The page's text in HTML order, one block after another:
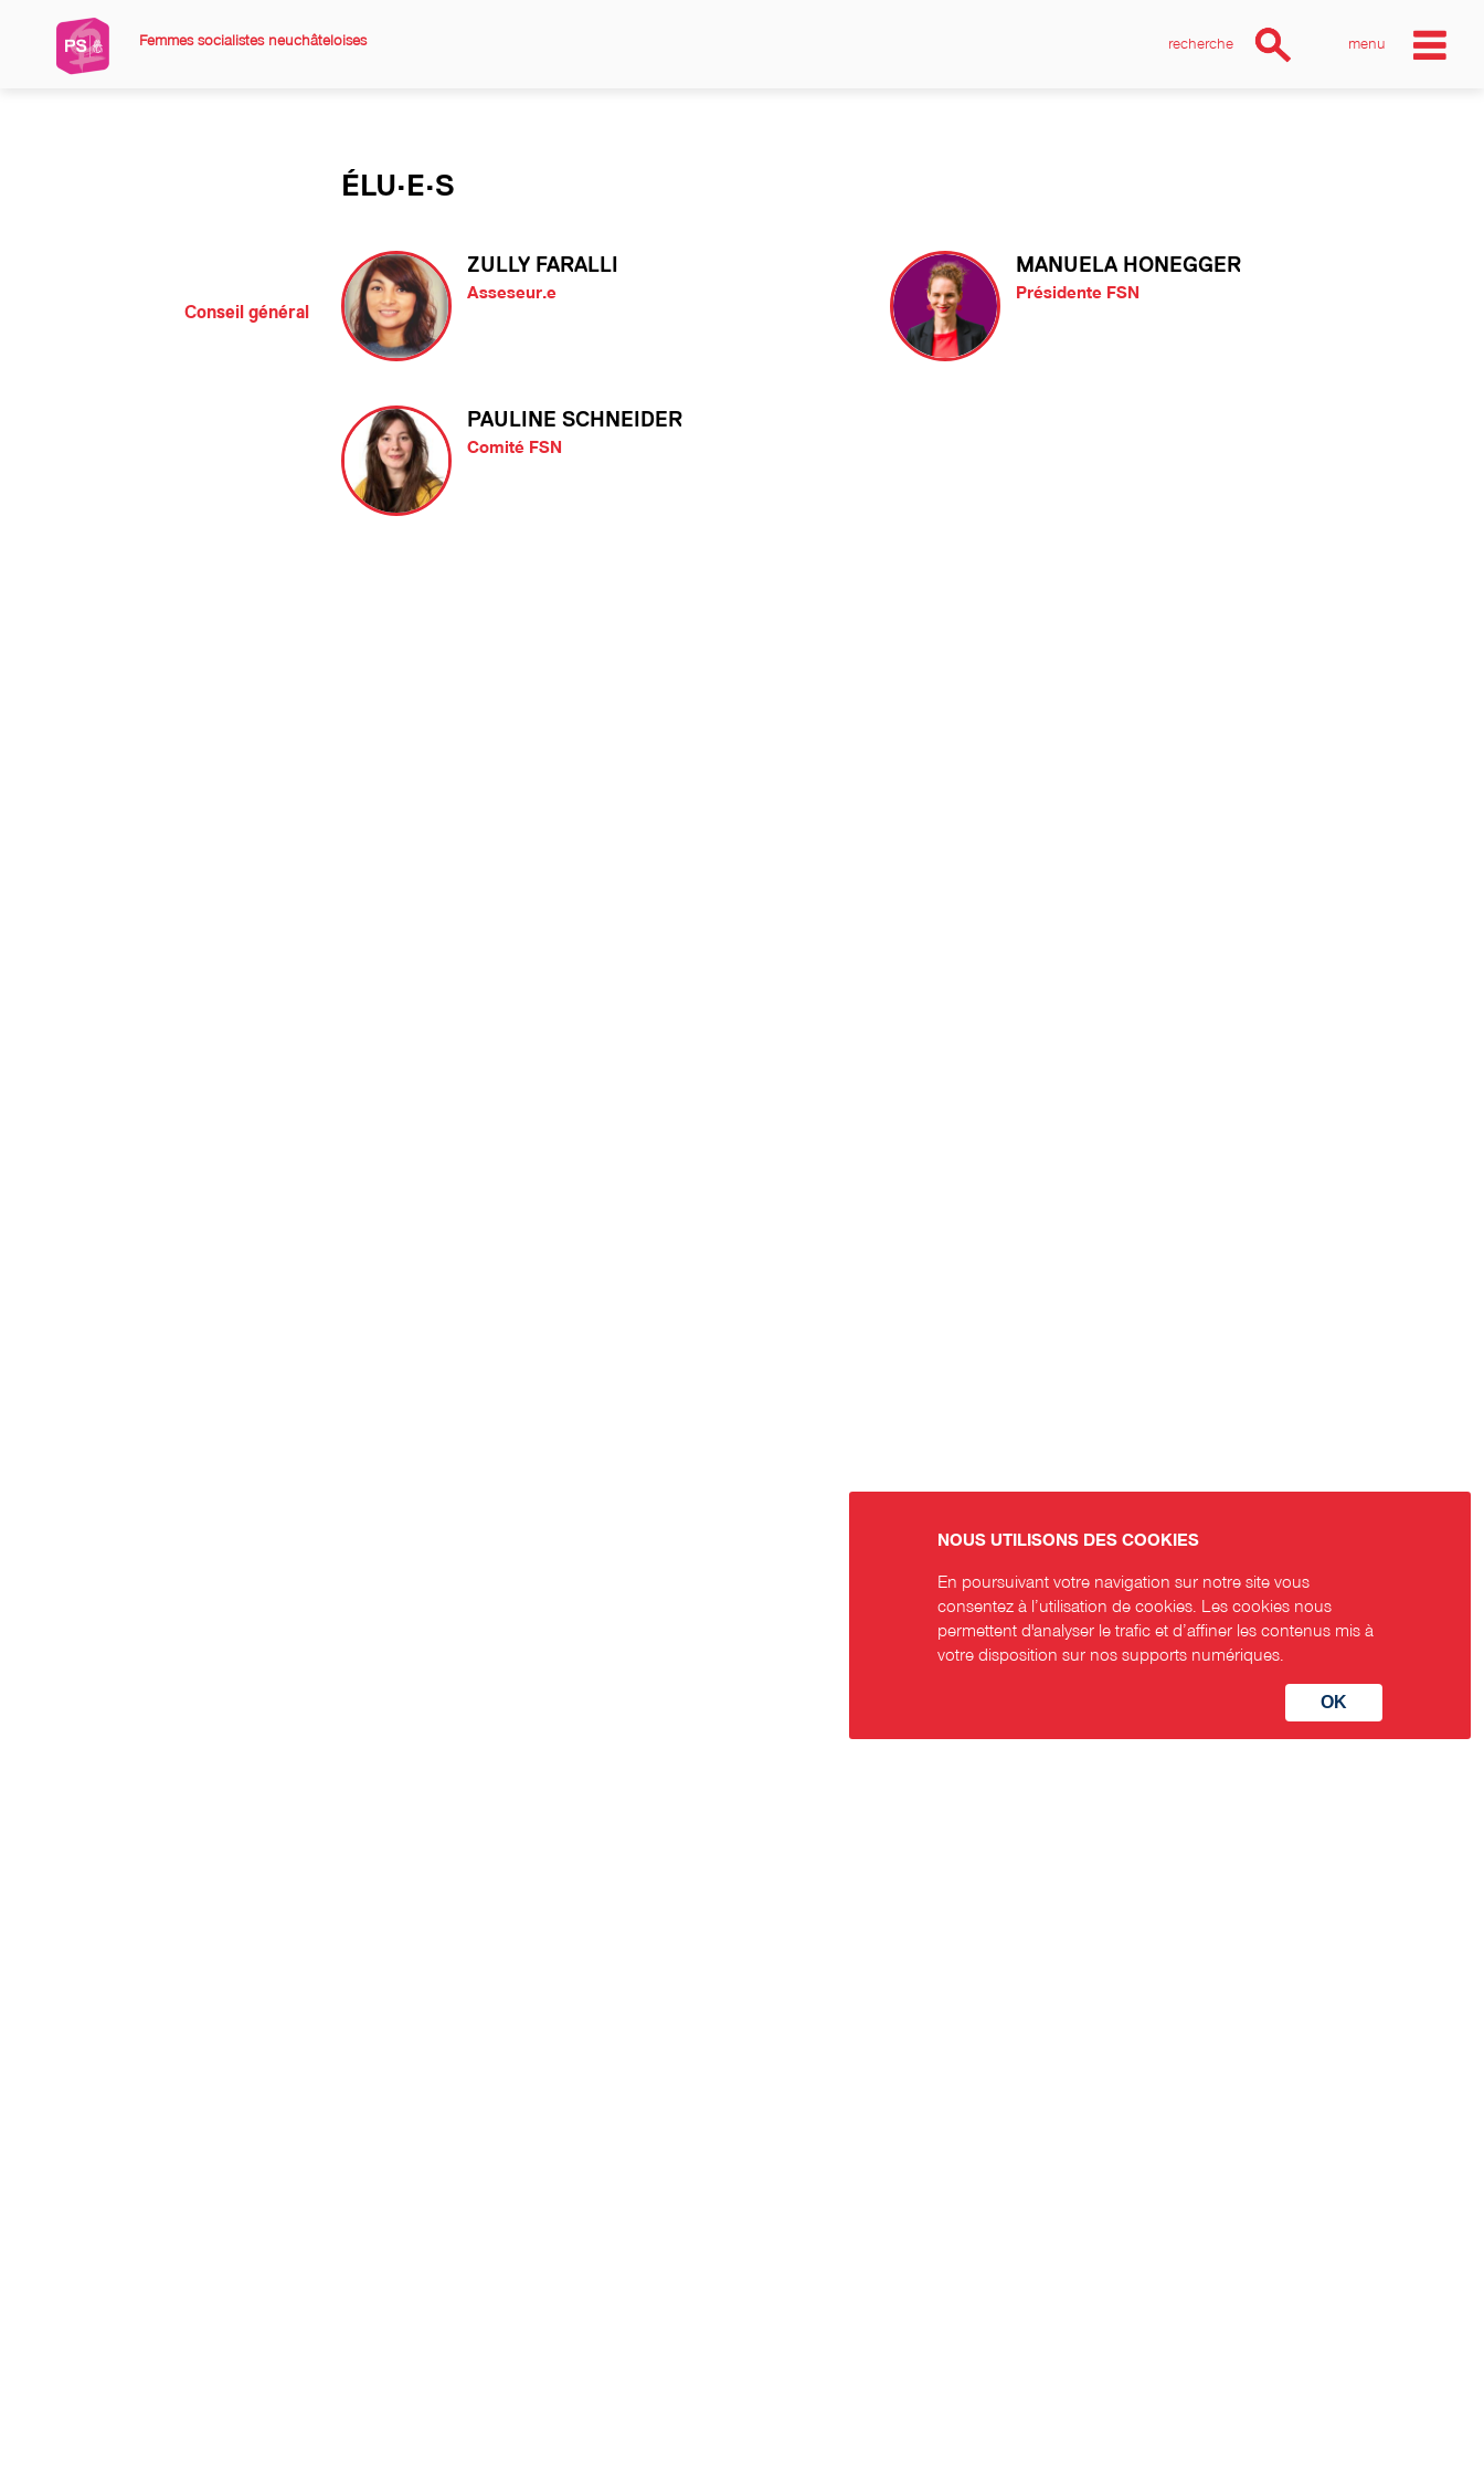
Femmes socialistes neuchâteloises menu
recherche
Conseil général
ÉLU·E·S
ZULLY FARALLI
Asseseur.e
MANUELA HONEGGER
Présidente FSN
PAULINE SCHNEIDER
Comité FSN
NOUS UTILISONS DES COOKIES
En poursuivant votre navigation sur notre site vous
consentez à l’utilisation de cookies. Les cookies nous
permettent d'analyser le trafic et d’affiner les contenus mis à
votre disposition sur nos supports numériques.